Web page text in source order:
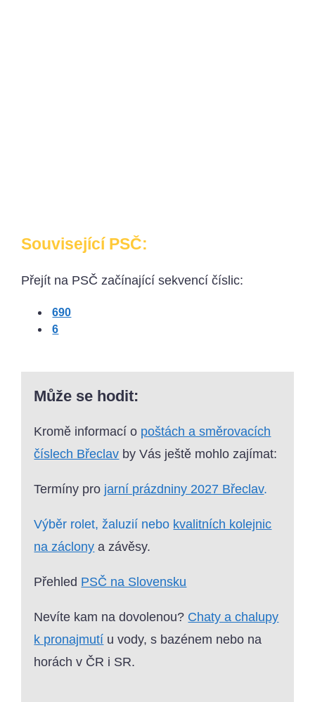
Související PSČ:
Přejít na PSČ začínající sekvencí číslic:
690
6
Může se hodit:
Kromě informací o poštách a směrovacích
číslech Břeclav by Vás ještě mohlo zajímat:
Termíny pro jarní prázdniny 2027 Břeclav.
Výběr rolet, žaluzií nebo kvalitních kolejnic
na záclony a závěsy.
Přehled PSČ na Slovensku
Nevíte kam na dovolenou? Chaty a chalupy
k pronajmutí u vody, s bazénem nebo na
horách v ČR i SR.